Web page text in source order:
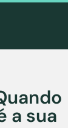
a sua